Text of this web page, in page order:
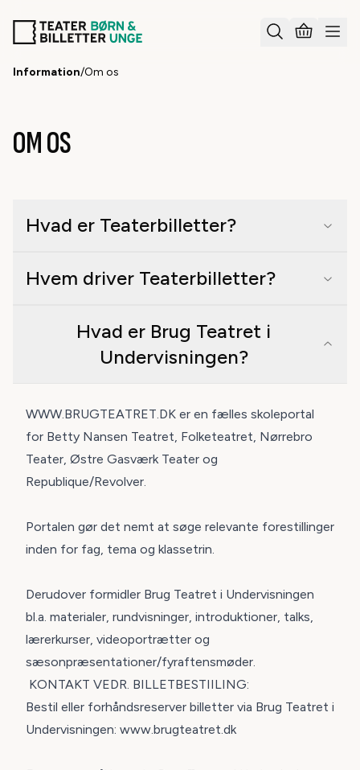
Information/Om os
OM OS
Hvad er Teaterbilletter?
Hvem driver Teaterbilletter?
Hvad er Brug Teatret i
Undervisningen?
WWW.BRUGTEATRET.DK er en fælles skoleportal
for Betty Nansen Teatret, Folketeatret, Nørrebro
Teater, Østre Gasværk Teater og
Republique/Revolver.
Portalen gør det nemt at søge relevante forestillinger
inden for fag, tema og klassetrin.
Derudover formidler Brug Teatret i Undervisningen
bl.a. materialer, rundvisninger, introduktioner, talks,
lærerkurser, videoportrætter og
sæsonpræsentationer/fyraftensmøder.
KONTAKT VEDR. BILLETBESTIILING:
Bestil eller forhåndsreserver billetter via Brug Teatret i
Undervisningen: www.brugteatret.dk